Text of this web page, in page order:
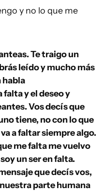
y no lo que me
Te traigo un
leído y mucho más
habla
y el deseo y
Vos decís que
tiene, no con lo que
a faltar siempre algo.
me falta me vuelvo
un ser en falta.
que decís vos,
parte humana